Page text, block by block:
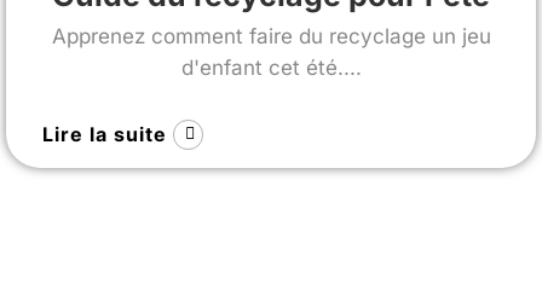
Apprenez comment faire du recyclage un jeu
d'enfant cet été....
Lire la suite